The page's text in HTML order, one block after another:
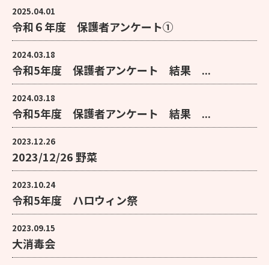
2025.04.01
令和６年度 保護者アンケート①
2024.03.18
令和5年度 保護者アンケート 結果 ...
2024.03.18
令和5年度 保護者アンケート 結果 ...
2023.12.26
2023/12/26 野菜
2023.10.24
令和5年度 ハロウィン祭
2023.09.15
大消毒会